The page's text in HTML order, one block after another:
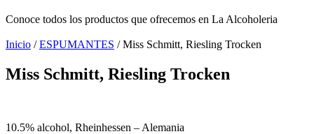
Conoce todos los productos que ofrecemos en La Alcoholeria
Inicio /ESPUMANTES / Miss Schmitt, Riesling Trocken
Miss Schmitt, Riesling Trocken
10.5% alcohol, Rheinhessen – Alemania